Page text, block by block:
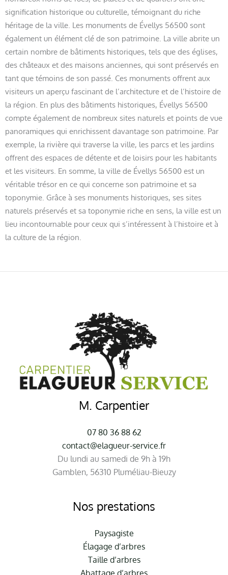
signification historique ou culturelle, témoignant du riche
héritage de la ville. Les monuments de Évellys 56500 sont
également un élément clé de son patrimoine. La ville abrite un
certain nombre de bâtiments historiques, tels que des églises,
des châteaux et des maisons anciennes, qui sont préservés en
tant que témoins de son passé. Ces monuments offrent aux
visiteurs un aperçu fascinant de l’architecture et de l’histoire de
la région. En plus des bâtiments historiques, Évellys 56500
compte également de nombreux sites naturels et points de vue
panoramiques qui enrichissent davantage son patrimoine. Par
exemple, la rivière qui traverse la ville, les parcs et les jardins
offrent des espaces de détente et de loisirs pour les habitants
et les visiteurs. En somme, la ville de Évellys 56500 est un
véritable trésor en ce qui concerne son patrimoine et sa
toponymie. Grâce à ses monuments historiques, ses sites
naturels préservés et sa toponymie riche en sens, la ville est un
lieu incontournable pour ceux qui s’intéressent à l’histoire et à
la culture de la région.
M. Carpentier
07 80 36 88 62
contact@elagueur-service.fr
Du lundi au samedi de 9h à 19h
Gamblen, 56310 Pluméliau-Bieuzy
Nos prestations
Paysagiste
Élagage d’arbres
Taille d’arbres
Abattage d’arbres